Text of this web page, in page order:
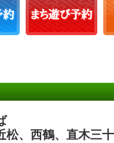
松、西鶴、直木三